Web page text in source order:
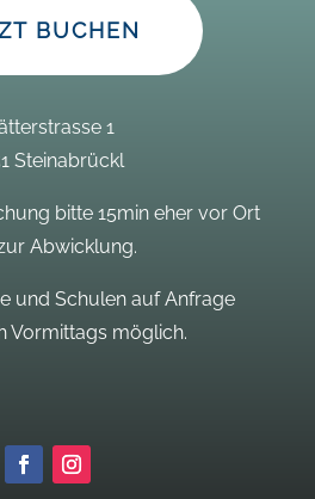
BUCHEN
1
Steinabrückl
bitte 15min eher vor Ort
Abwicklung.
und Schulen auf Anfrage
Vormittags möglich.